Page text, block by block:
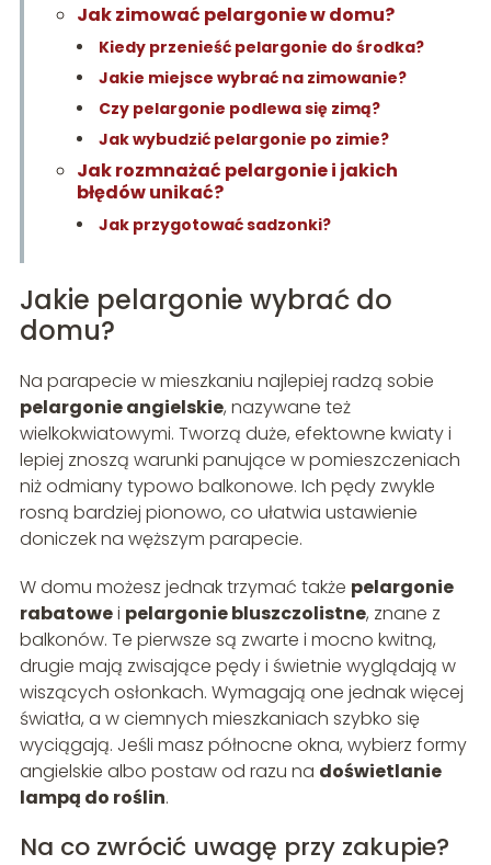
Jak zimować pelargonie w domu?
Kiedy przenieść pelargonie do środka?
Jakie miejsce wybrać na zimowanie?
Czy pelargonie podlewa się zimą?
Jak wybudzić pelargonie po zimie?
Jak rozmnażać pelargonie i jakich
błędów unikać?
Jak przygotować sadzonki?
Jakie pelargonie wybrać do
domu?
Na parapecie w mieszkaniu najlepiej radzą sobie
pelargonie angielskie, nazywane też
wielkokwiatowymi. Tworzą duże, efektowne kwiaty i
lepiej znoszą warunki panujące w pomieszczeniach
niż odmiany typowo balkonowe. Ich pędy zwykle
rosną bardziej pionowo, co ułatwia ustawienie
doniczek na węższym parapecie.
W domu możesz jednak trzymać także pelargonie
rabatowei pelargonie bluszczolistne, znane z
balkonów. Te pierwsze są zwarte i mocno kwitną,
drugie mają zwisające pędy i świetnie wyglądają w
wiszących osłonkach. Wymagają one jednak więcej
światła, a w ciemnych mieszkaniach szybko się
wyciągają. Jeśli masz północne okna, wybierz formy
angielskie albo postaw od razu na doświetlanie
lampą do roślin.
Na co zwrócić uwagę przy zakupie?